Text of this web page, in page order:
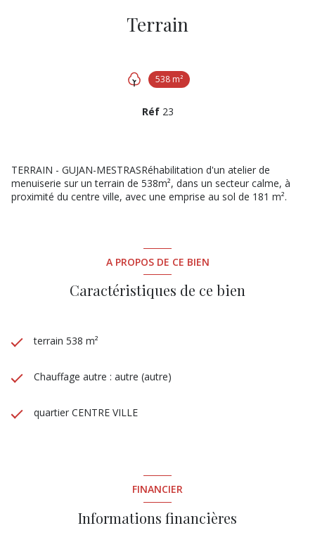
Terrain
538 m²
Réf 23
TERRAIN - GUJAN-MESTRASRéhabilitation d'un atelier de
menuiserie sur un terrain de 538m², dans un secteur calme, à
proximité du centre ville, avec une emprise au sol de 181 m².
A PROPOS DE CE BIEN
Caractéristiques de ce bien
terrain 538 m²
Chauffage autre : autre (autre)
quartier CENTRE VILLE
FINANCIER
Informations financières